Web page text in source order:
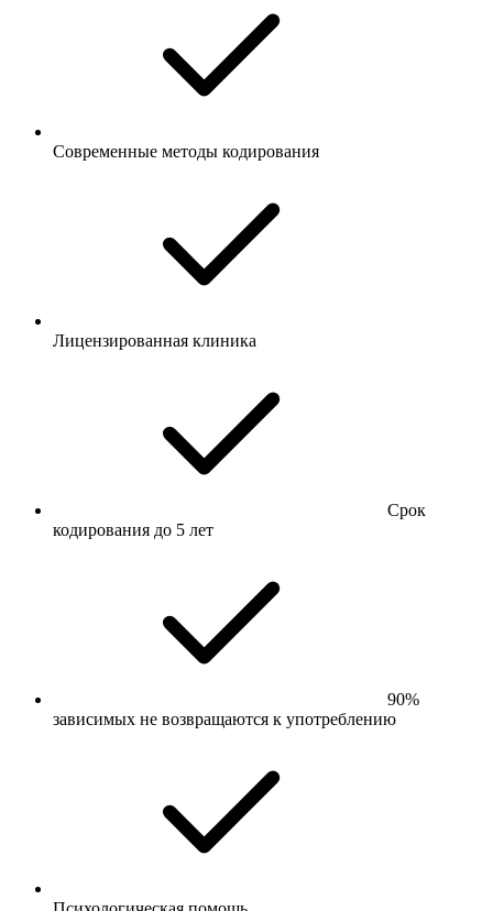
Современные методы кодирования
Лицензированная клиника
Срок
кодирования до 5 лет
90%
зависимых не возвращаются к употреблению